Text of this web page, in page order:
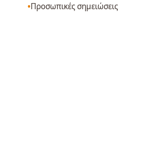
Προσωπικές σημειώσεις